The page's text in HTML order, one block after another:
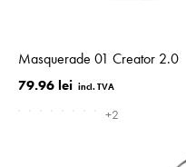
Masquerade 01 Creator 2.0
79.96 lei
+2